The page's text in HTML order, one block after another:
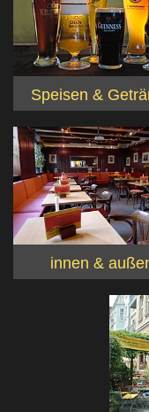
Speisen &
innen &